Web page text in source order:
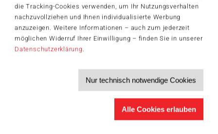
die Tracking-Cookies verwenden, um Ihr Nutzungsverhalten
nachzuvollziehen und Ihnen individualisierte Werbung
anzuzeigen. Weitere Informationen – auch zum jederzeit
möglichen Widerruf Ihrer Einwilligung – finden Sie in unserer
Datenschutzerklärung.
Nur technisch notwendige Cookies
Alle Cookies erlauben
Der Schmidt-Spiele-Newsletter
Jetzt anmelden und 5€ Willkommensrabatt sichern
Bleiben Sie auf dem Laufenden zu Neuheiten, Trends und aktuellen
Themen rund um Schmidt
Service-Informationen, z.B. zur Ersatzteilversorgung